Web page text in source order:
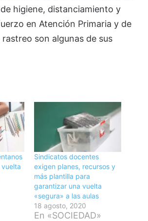
higiene, distanciamiento y
en Atención Primaria y de
son algunas de sus
Sindicatos docentes
exigen planes, recursos y
más plantilla para
garantizar una vuelta
«segura» a las aulas
18 agosto, 2020
En «SOCIEDAD»